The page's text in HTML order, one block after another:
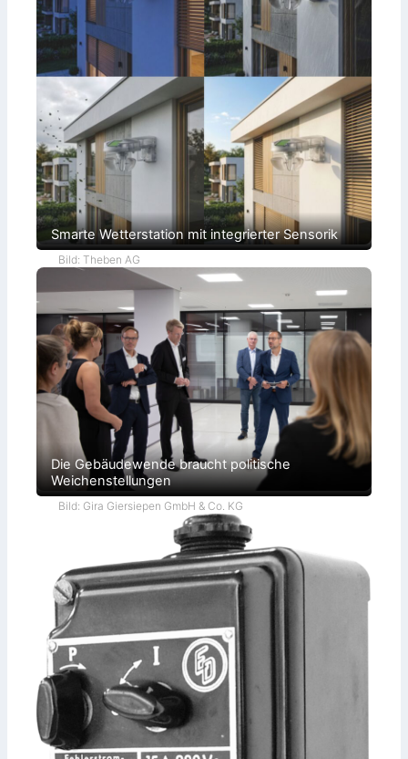
Smarte Wetterstation mit integrierter Sensorik
Bild: Theben AG
Die Gebäudewende braucht politische
Weichenstellungen
Bild: Gira Giersiepen GmbH & Co. KG